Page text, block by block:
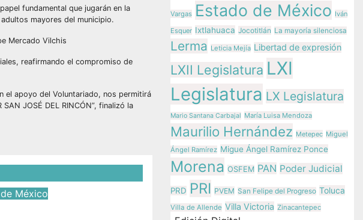
fundamental que jugarán en la
mayores del municipio.
Mercado Vilchis
reafirmando el compromiso de
el apoyo del Voluntariado, nos permitirá
JOSÉ DEL RINCÓN”, finalizó la
México
Vargas Estado de México Iván
Esquer Ixtlahuaca Jocotitlán La mayoría silenciosa
Lerma Leticia Mejía Libertad de expresión
LXII Legislatura LXI
Legislatura LX Legislatura
Mario Santana Carbajal María Luisa Mendoza
Maurilio Hernández Metepec Miguel
Ángel Ramírez Migue Ángel Ramírez Ponce
Morena OSFEM PAN Poder Judicial
PRD PRI PVEM San Felipe del Progreso Toluca
Villa de Allende Villa Victoria Zinacantepec